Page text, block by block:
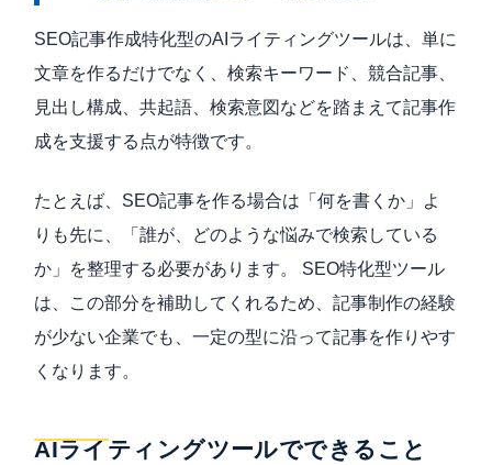
SEO記事作成特化型のAIライティングツールは、単に
文章を作るだけでなく、検索キーワード、競合記事、
見出し構成、共起語、検索意図などを踏まえて記事作
成を支援する点が特徴です。
たとえば、SEO記事を作る場合は「何を書くか」よ
りも先に、「誰が、どのような悩みで検索している
か」を整理する必要があります。 SEO特化型ツール
は、この部分を補助してくれるため、記事制作の経験
が少ない企業でも、一定の型に沿って記事を作りやす
くなります。
AIライティングツールでできること